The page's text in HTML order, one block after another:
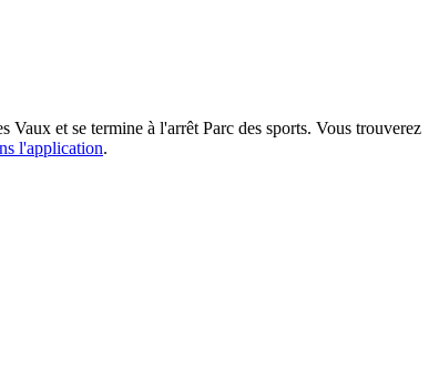
et se termine à l'arrêt Parc des sports. Vous trouverez
l'application.